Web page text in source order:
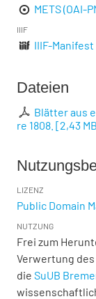
METS (OAI-
IIIF
IIIF-Manifest
Dateien
Blätter aus
re 1808. [2,43 MB
LIZENZ
Public Domain
NUTZUNG
Frei zum
Verwertung
die SuUB